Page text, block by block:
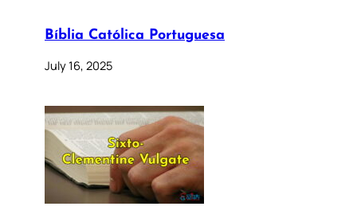
Bíblia Católica Portuguesa
July 16, 2025